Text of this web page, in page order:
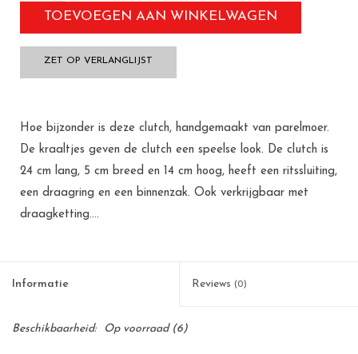
TOEVOEGEN AAN WINKELWAGEN
ZET OP VERLANGLIJST
Hoe bijzonder is deze clutch, handgemaakt van parelmoer.
De kraaltjes geven de clutch een speelse look. De clutch is
24 cm lang, 5 cm breed en 14 cm hoog, heeft een ritssluiting,
een draagring en een binnenzak. Ook verkrijgbaar met
draagketting....
Informatie Reviews (0)
Beschikbaarheid: Op voorraad(6)